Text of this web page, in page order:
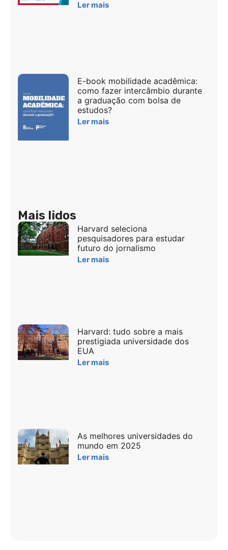
Ler mais
E-book mobilidade acadêmica:
como fazer intercâmbio durante
a graduação com bolsa de
estudos?
Ler mais
Mais lidos
Harvard seleciona
pesquisadores para estudar
futuro do jornalismo
Ler mais
Harvard: tudo sobre a mais
prestigiada universidade dos
EUA
Ler mais
As melhores universidades do
mundo em 2025
Ler mais